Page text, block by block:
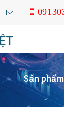
Sản phẩm